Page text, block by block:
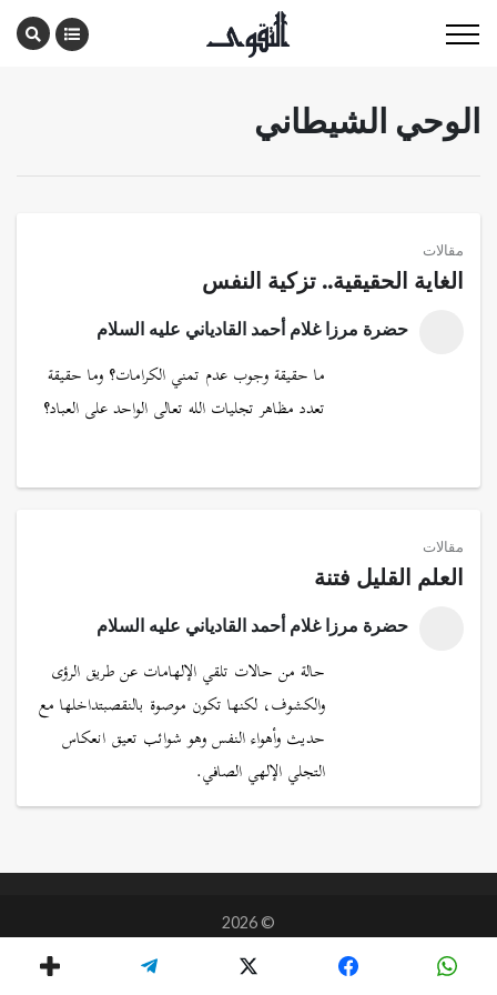
الوحي الشيطاني
مقالات
الغاية الحقيقية.. تزكية النفس
حضرة مرزا غلام أحمد القادياني عليه السلام
ما حقيقة وجوب عدم تمني الكرامات؟ وما حقيقة
تعدد مظاهر تجليات الله تعالى الواحد على العباد؟
مقالات
العلم القليل فتنة
حضرة مرزا غلام أحمد القادياني عليه السلام
حالة من حالات تلقي الإلهامات عن طريق الرؤى
والكشوف، لكنها تكون موصوة بالنقصبتداخلها مع
حديث وأهواء النفس وهو شوائب تعيق انعكاس
التجلي الإلهي الصافي.
© 2026